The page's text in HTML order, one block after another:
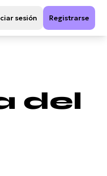
sesión Registrarse
del